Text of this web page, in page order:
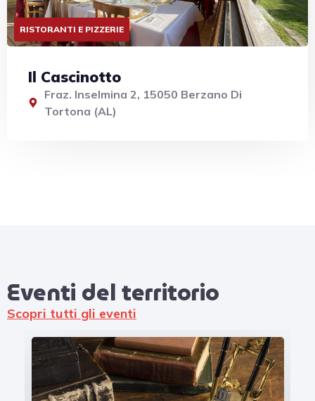
RISTORANTI E PIZZERIE
Il Cascinotto
Fraz. Inselmina 2, 15050 Berzano Di
Tortona (AL)
Eventi del territorio​
Scopri tutti gli eventi